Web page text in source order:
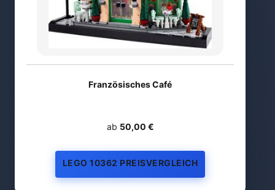
Französisches Café
ab 50,00 €
LEGO 10362 PREISVERGLEICH